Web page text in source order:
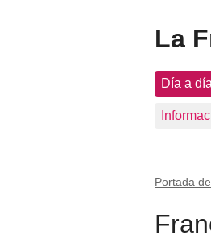
La
Día a día
Portada